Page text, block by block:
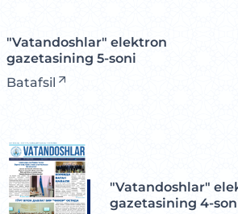
"Vatandoshlar" elektron
gazetasining 5-soni
Batafsil
"Vatandoshlar"
gazetasining 4-